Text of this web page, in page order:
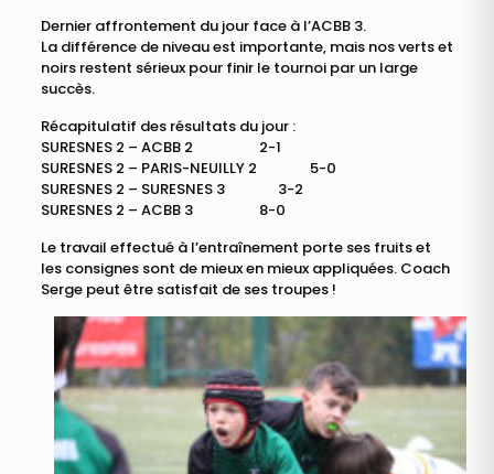
Dernier affrontement du jour face à l’ACBB 3.
La différence de niveau est importante, mais nos verts et
noirs restent sérieux pour finir le tournoi par un large
succès.
Récapitulatif des résultats du jour :
SURESNES 2 – ACBB 2 2-1
SURESNES 2 – PARIS-NEUILLY 2 5-0
SURESNES 2 – SURESNES 3 3-2
SURESNES 2 – ACBB 3 8-0
Le travail effectué à l’entraînement porte ses fruits et
les consignes sont de mieux en mieux appliquées. Coach
Serge peut être satisfait de ses troupes !